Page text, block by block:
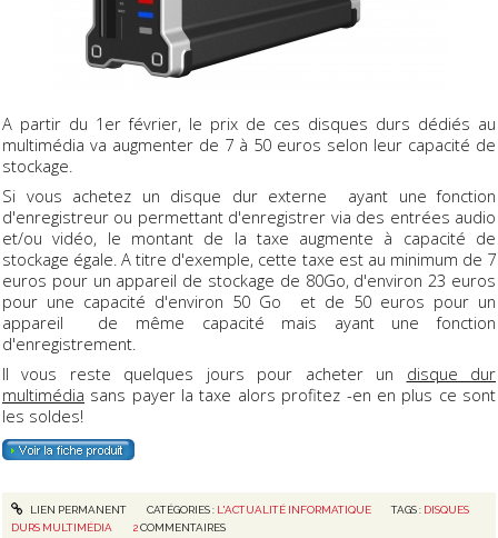
A partir du 1er février, le prix de ces disques durs dédiés au
multimédia va augmenter de 7 à 50 euros selon leur capacité de
stockage.
Si vous achetez un disque dur externe ayant une fonction
d'enregistreur ou permettant d'enregistrer via des entrées audio
et/ou vidéo, le montant de la taxe augmente à capacité de
stockage égale. A titre d'exemple, cette taxe est au minimum de 7
euros pour un appareil de stockage de 80Go, d'environ 23 euros
pour une capacité d'environ 50 Go et de 50 euros pour un
appareil de même capacité mais ayant une fonction
d'enregistrement.
Il vous reste quelques jours pour acheter un disque dur
multimédia sans payer la taxe alors profitez -en en plus ce sont
les soldes!
LIEN PERMANENT CATÉGORIES : L'ACTUALITÉ INFORMATIQUE TAGS : DISQUES
DURS MULTIMÉDIA
2 COMMENTAIRES